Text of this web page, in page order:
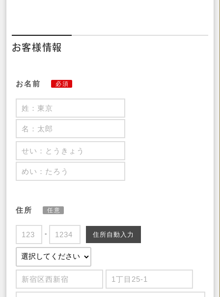
お客様情報
お名前 必須
住所 任意
- 住所自動入力